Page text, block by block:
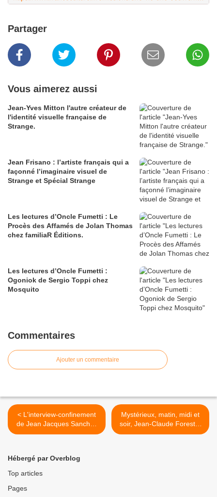
Partager
Vous aimerez aussi
Jean-Yves Mitton l'autre créateur de
l'identité visuelle française de
Strange.
Jean Frisano : l’artiste français qui a
façonné l’imaginaire visuel de
Strange et Spécial Strange
Les lectures d’Oncle Fumetti : Le
Procès des Affamés de Jolan Thomas
chez familiaR Éditions.
Les lectures d’Oncle Fumetti :
Ogoniok de Sergio Toppi chez
Mosquito
Commentaires
Ajouter un commentaire
< L'interview-confinement
de Jean Jacques Sanchez
par Oncle Fumetti.
Mystérieux, matin, midi et
soir, Jean-Claude Forest...
Le Podcast d'Oncle
Hébergé par Overblog
Top articles
Pages